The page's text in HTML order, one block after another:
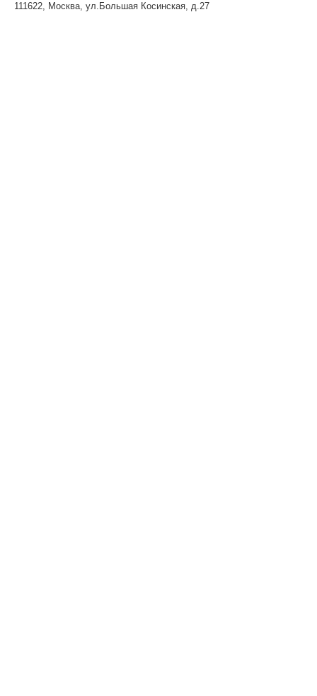
111622, Москва, ул.Большая Косинская, д.27